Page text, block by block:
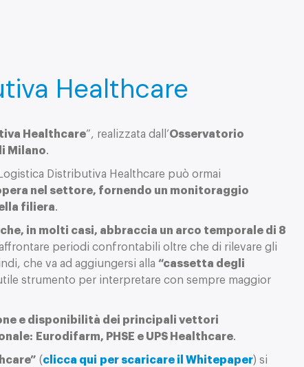
Healthcare
Healthcare”, realizzata dall’Osservatorio
Milano.
Distributiva Healthcare può ormai
nel settore, fornendo un monitoraggio
filiera.
in molti casi, abbraccia un arco temporale di 8
periodi confrontabili oltre che di rilevare gli
che va ad aggiungersi alla “cassetta degli
strumento per interpretare con sempre maggior
e disponibilità dei principali vettori
Eurodifarm, PHSE e UPS Healthcare.
(clicca qui per scaricare il Whitepaper) si